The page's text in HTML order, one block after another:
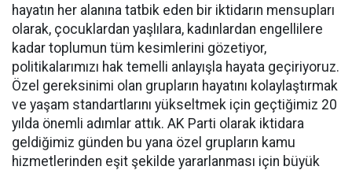
hayatın her alanına tatbik eden bir iktidarın mensupları
olarak, çocuklardan yaşlılara, kadınlardan engellilere
kadar toplumun tüm kesimlerini gözetiyor,
politikalarımızı hak temelli anlayışla hayata geçiriyoruz.
Özel gereksinimi olan grupların hayatını kolaylaştırmak
ve yaşam standartlarını yükseltmek için geçtiğimiz 20
yılda önemli adımlar attık. AK Parti olarak iktidara
geldiğimiz günden bu yana özel grupların kamu
hizmetlerinden eşit şekilde yararlanması için büyük